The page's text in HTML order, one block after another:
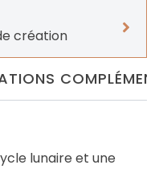
création
lunaire et une